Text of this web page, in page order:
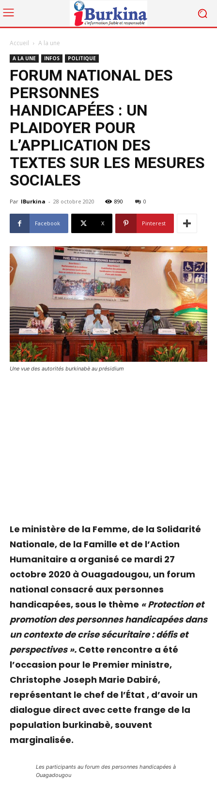
Accueil A la une
A LA UNE INFOS POLITIQUE
FORUM NATIONAL DES
PERSONNES
HANDICAPÉES : UN
PLAIDOYER POUR
L’APPLICATION DES
TEXTES SUR LES MESURES
SOCIALES
Par IBurkina - 28 octobre 2020 890 0
Facebook X Pinterest
Une vue des autorités burkinabè au présidium
Le ministère de la Femme, de la Solidarité
Nationale, de la Famille et de l’Action
Humanitaire a organisé ce mardi 27
octobre 2020 à Ouagadougou, un forum
national consacré aux personnes
handicapées, sous le thème « Protection et
promotion des personnes handicapées dans
un contexte de crise sécuritaire : défis et
perspectives ». Cette rencontre a été
l’occasion pour le Premier ministre,
Christophe Joseph Marie Dabiré,
représentant le chef de l’État , d’avoir un
dialogue direct avec cette frange de la
population burkinabè, souvent
marginalisée.
Les participants au forum des personnes handicapées à
Ouagadougou